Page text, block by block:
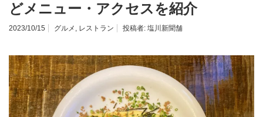
どメニュー・アクセスを紹介
2023/10/15 グルメ , レストラン 投稿者: 塩川新聞舗